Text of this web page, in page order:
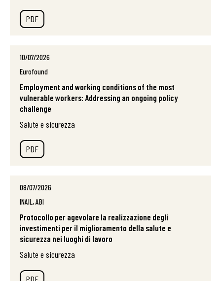
PDF
10/07/2026
Eurofound
Employment and working conditions of the most
vulnerable workers: Addressing an ongoing policy
challenge
Salute e sicurezza
PDF
08/07/2026
INAIL, ABI
Protocollo per agevolare la realizzazione degli
investimenti per il miglioramento della salute e
sicurezza nei luoghi di lavoro
Salute e sicurezza